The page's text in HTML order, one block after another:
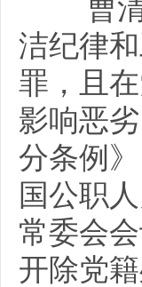
曹清尧
洁纪律
罪，且
影响恶
分条例
国公职
常委会
开除党